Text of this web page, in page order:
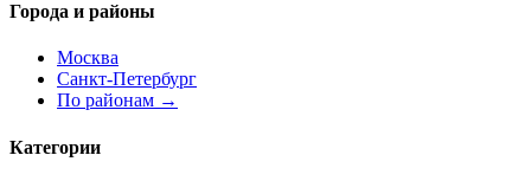
Города и районы
Москва
Санкт-Петербург
По районам →
Категории